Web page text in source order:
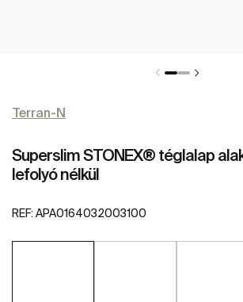
Terran-N
Superslim STONEX® téglalap
lefolyó nélkül
REF: APA0164032003100